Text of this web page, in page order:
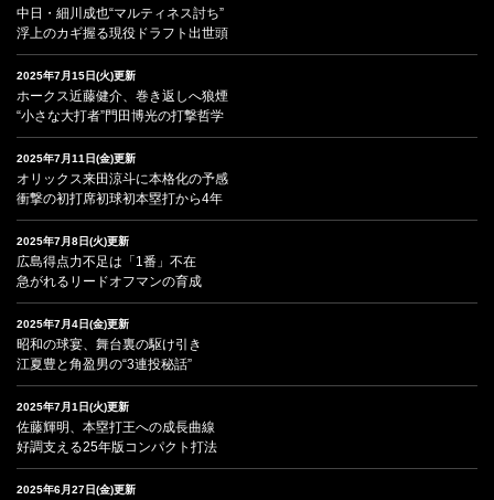
中日・細川成也“マルティネス討ち”
浮上のカギ握る現役ドラフト出世頭
2025年7月15日(火)更新
ホークス近藤健介、巻き返しへ狼煙
“小さな大打者”門田博光の打撃哲学
2025年7月11日(金)更新
オリックス来田涼斗に本格化の予感
衝撃の初打席初球初本塁打から4年
2025年7月8日(火)更新
広島得点力不足は「1番」不在
急がれるリードオフマンの育成
2025年7月4日(金)更新
昭和の球宴、舞台裏の駆け引き
江夏豊と角盈男の“3連投秘話”
2025年7月1日(火)更新
佐藤輝明、本塁打王への成長曲線
好調支える25年版コンパクト打法
2025年6月27日(金)更新